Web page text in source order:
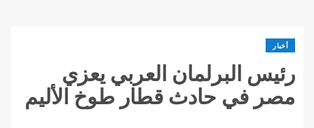
أخبار
رئيس البرلمان العربي يعزي
مصر في حادث قطار طوخ الأليم